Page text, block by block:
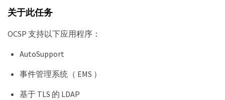
关于此任务
OCSP 支持以下应用程序：
AutoSupport
事件管理系统（ EMS ）
基于 TLS 的 LDAP